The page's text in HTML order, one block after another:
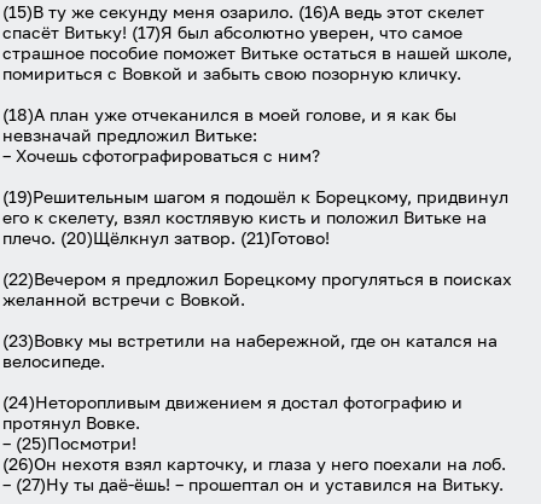
(15)В ту же секунду меня озарило. (16)А ведь этот скелет
спасёт Витьку! (17)Я был абсолютно уверен, что самое
страшное пособие поможет Витьке остаться в нашей школе,
помириться с Вовкой и забыть свою позорную кличку.
(18)А план уже отчеканился в моей голове, и я как бы
невзначай предложил Витьке:
– Хочешь сфотографироваться с ним?
(19)Решительным шагом я подошёл к Борецкому, придвинул
его к скелету, взял костлявую кисть и положил Витьке на
плечо. (20)Щёлкнул затвор. (21)Готово!
(22)Вечером я предложил Борецкому прогуляться в поисках
желанной встречи с Вовкой.
(23)Вовку мы встретили на набережной, где он катался на
велосипеде.
(24)Неторопливым движением я достал фотографию и
протянул Вовке.
– (25)Посмотри!
(26)Он нехотя взял карточку, и глаза у него поехали на лоб.
– (27)Ну ты даё-ёшь! – прошептал он и уставился на Витьку.